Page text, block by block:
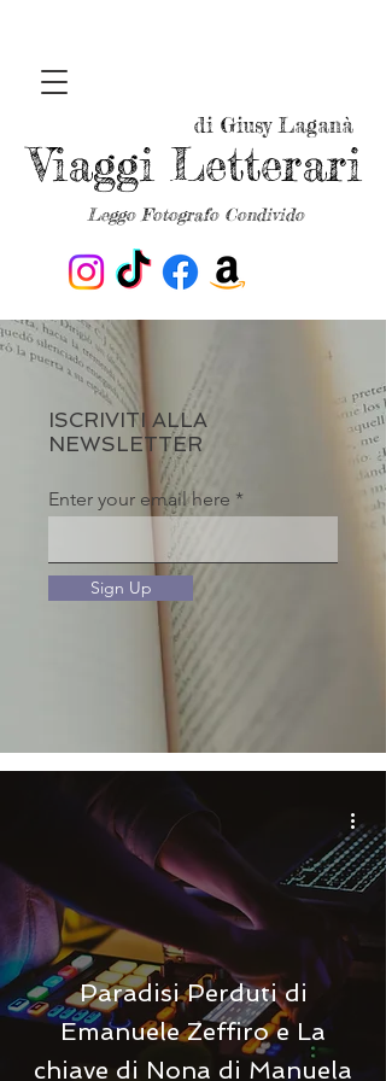
Leggo Fotografo Condivido
Viaggi Letterari
di Giusy Laganà
ISCRIVITI ALLA
NEWSLETTER
Enter your email here
Sign Up
Paradisi Perduti di
Emanuele Zeffiro e La
chiave di Nona di Manuela